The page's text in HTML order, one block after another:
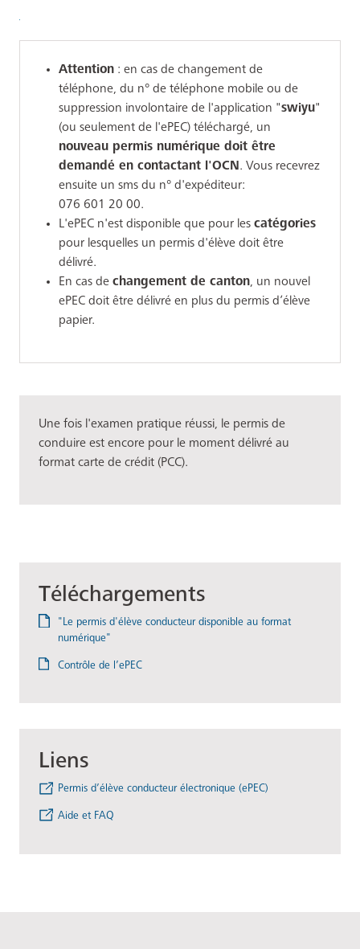
Attention : en cas de changement de
téléphone, du n° de téléphone mobile ou de
suppression involontaire de l'application "swiyu"
(ou seulement de l'ePEC) téléchargé, un
nouveau permis numérique doit être
demandé en contactant l'OCN. Vous recevrez
ensuite un sms du n° d'expéditeur:
076 601 20 00.
L'ePEC n'est disponible que pour les catégories
pour lesquelles un permis d'élève doit être
délivré.
En cas de changement de canton, un nouvel
ePEC doit être délivré en plus du permis d’élève
papier.
Une fois l'examen pratique réussi, le permis de
conduire est encore pour le moment délivré au
format carte de crédit (PCC).
Téléchargements
"Le permis d'élève conducteur disponible au format
numérique"
Contrôle de l’ePEC
Liens
Permis d’élève conducteur électronique (ePEC)
Aide et FAQ